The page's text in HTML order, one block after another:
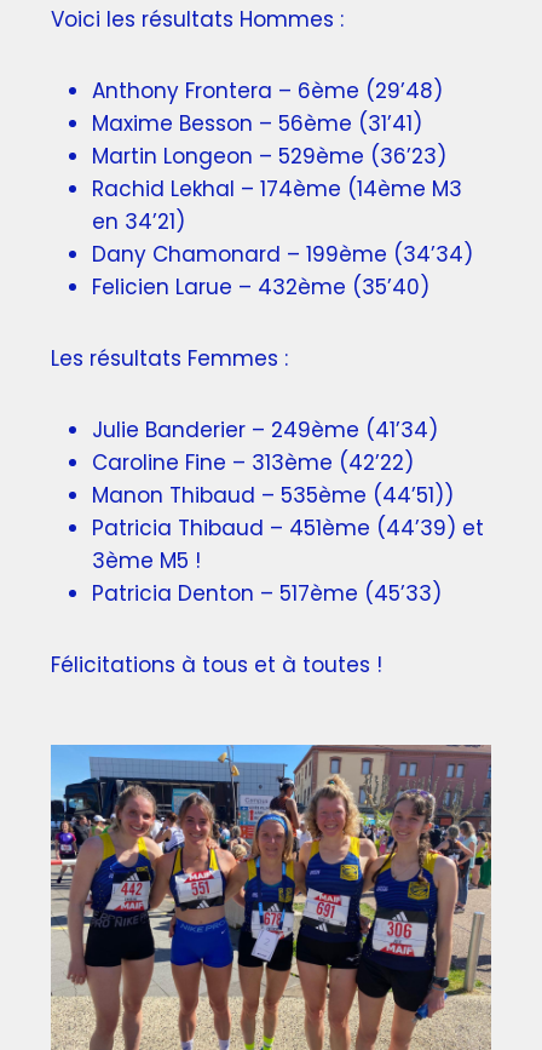
Voici les résultats Hommes :
Anthony Frontera – 6ème (29’48)
Maxime Besson – 56ème (31’41)
Martin Longeon – 529ème (36’23)
Rachid Lekhal – 174ème (14ème M3
en 34’21)
Dany Chamonard – 199ème (34’34)
Felicien Larue – 432ème (35’40)
Les résultats Femmes :
Julie Banderier – 249ème (41’34)
Caroline Fine – 313ème (42’22)
Manon Thibaud – 535ème (44’51))
Patricia Thibaud – 451ème (44’39) et
3ème M5 !
Patricia Denton – 517ème (45’33)
Félicitations à tous et à toutes !